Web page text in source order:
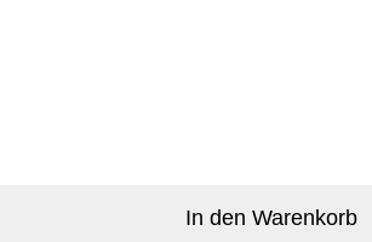
In den Warenkorb